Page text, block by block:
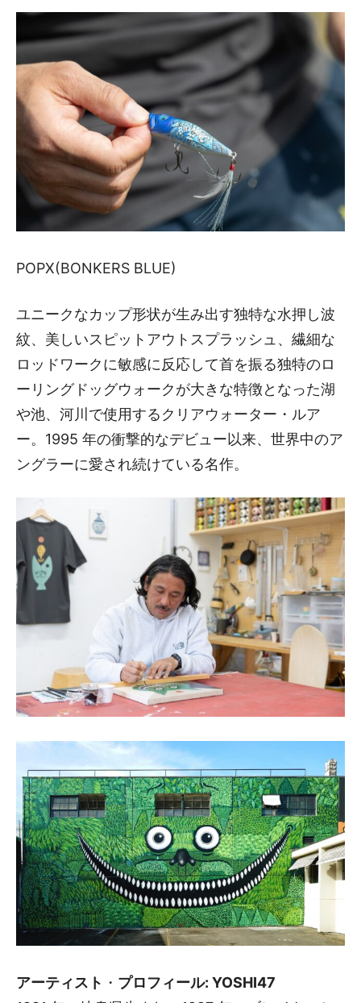
POPX(BONKERS BLUE)
ユニークなカップ形状が生み出す独特な水押し波
紋、美しいスピットアウトスプラッシュ、繊細な
ロッドワークに敏感に反応して首を振る独特のロ
ーリングドッグウォークが大きな特徴となった湖
や池、河川で使用するクリアウォーター・ルア
ー。1995 年の衝撃的なデビュー以来、世界中のア
ングラーに愛され続けている名作。
アーティスト ・ プロフィール: YOSHI47